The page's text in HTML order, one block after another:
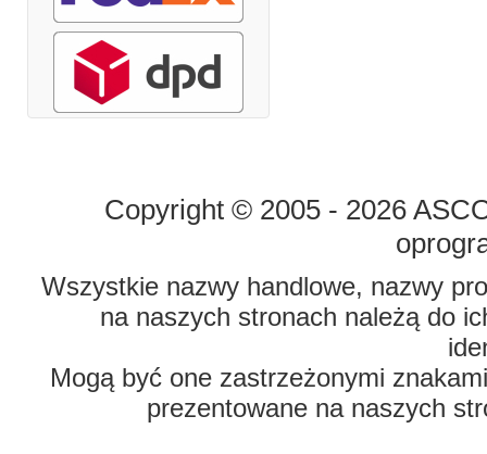
Copyright © 2005 - 2026
Wszystkie nazwy handlowe, nazwy
na naszych stronach należą do
Mogą być one zastrzeżonymi
prezentowane na naszych